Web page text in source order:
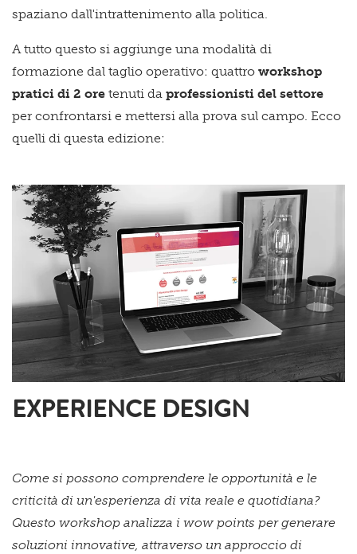
spaziano dall'intrattenimento alla politica.
A tutto questo si aggiunge una modalità di
formazione dal taglio operativo: quattro workshop
pratici di 2 ore tenuti da professionisti del settore
per confrontarsi e mettersi alla prova sul campo. Ecco
quelli di questa edizione:
EXPERIENCE DESIGN
Come si possono comprendere le opportunità e le
criticità di un'esperienza di vita reale e quotidiana?
Questo workshop analizza i wow points per generare
soluzioni innovative, attraverso un approccio di